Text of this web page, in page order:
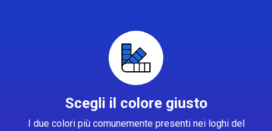
Scegli il colore giusto
I due colori più comunemente presenti nei loghi del